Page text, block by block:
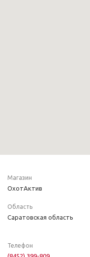
Магазин
ОхотАктив
Область
Саратовская область
Телефон